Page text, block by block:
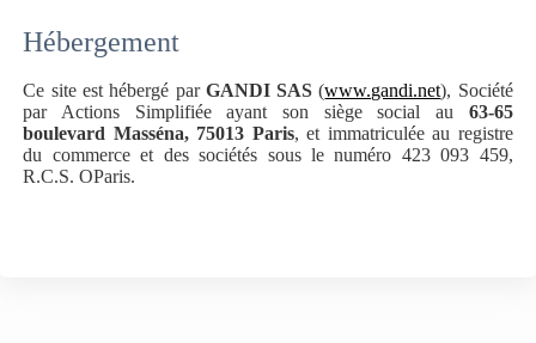
Hébergement
Ce site est hébergé par GANDI SAS (www.gandi.net), Société
par Actions Simplifiée ayant son siège social au 63-65
boulevard Masséna, 75013 Paris, et immatriculée au registre
du commerce et des sociétés sous le numéro 423 093 459,
R.C.S. OParis.